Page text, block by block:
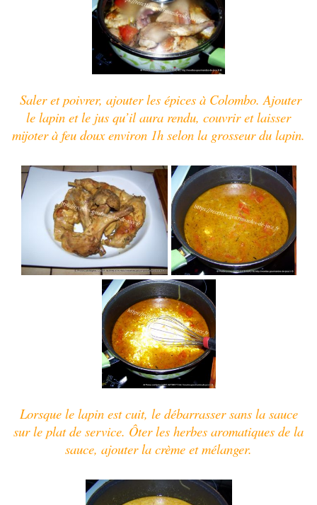
Saler et poivrer, ajouter les épices à Colombo. Ajouter
le lapin et le jus qu’il aura rendu, couvrir et laisser
mijoter à feu doux environ 1h selon la grosseur du lapin.
Lorsque le lapin est cuit, le débarrasser sans la sauce
sur le plat de service. Ôter les herbes aromatiques de la
sauce, ajouter la crème et mélanger.